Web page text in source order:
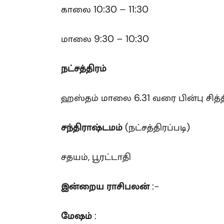
காலை 10:30 – 11:30
மாலை 9:30 – 10:30
நட்சத்திரம்
ஹஸ்தம் மாலை 6.31 வரை பின்பு
சந்திராஷ்டமம் (நட்சத்திரப்படி)
சதயம், பூரட்டாதி
இன்றைய ராசிபலன்:-
மேஷம் :